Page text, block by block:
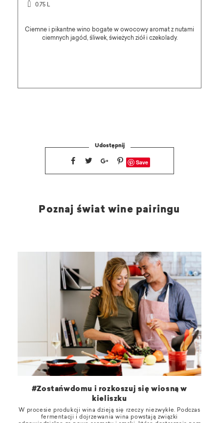
0.75 L
Ciemne i pikantne wino bogate w owocowy aromat z nutami
ciemnych jagód, śliwek, świeżych ziół i czekolady.
Udostępnij
Save
Poznaj świat wine pairingu
#Zostańwdomu i rozkoszuj się wiosną w
kieliszku
W procesie produkcji wina dzieją się rzeczy niezwykłe. Podczas
fermentacji i dojrzewania wina powstają związki